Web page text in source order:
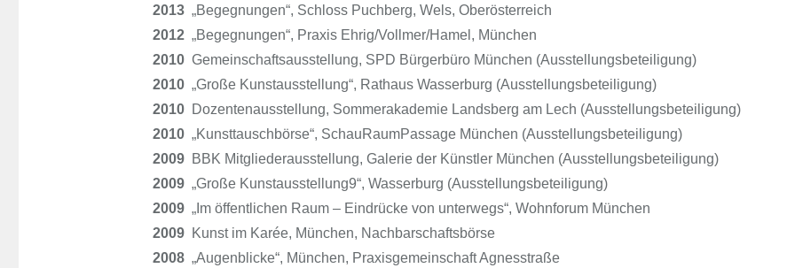
2013 „Begegnungen“, Schloss Puchberg, Wels, Oberösterreich
2012 „Begegnungen“, Praxis Ehrig/Vollmer/Hamel, München
2010 Gemeinschaftsausstellung, SPD Bürgerbüro München (Ausstellungsbeteiligung)
2010 „Große Kunstausstellung“, Rathaus Wasserburg (Ausstellungsbeteiligung)
2010 Dozentenausstellung, Sommerakademie Landsberg am Lech (Ausstellungsbeteiligung)
2010 „Kunsttauschbörse“, SchauRaumPassage München (Ausstellungsbeteiligung)
2009 BBK Mitgliederausstellung, Galerie der Künstler München (Ausstellungsbeteiligung)
2009 „Große Kunstausstellung9“, Wasserburg (Ausstellungsbeteiligung)
2009 „Im öffentlichen Raum – Eindrücke von unterwegs“, Wohnforum München
2009 Kunst im Karée, München, Nachbarschaftsbörse
2008 „Augenblicke“, München, Praxisgemeinschaft Agnesstraße